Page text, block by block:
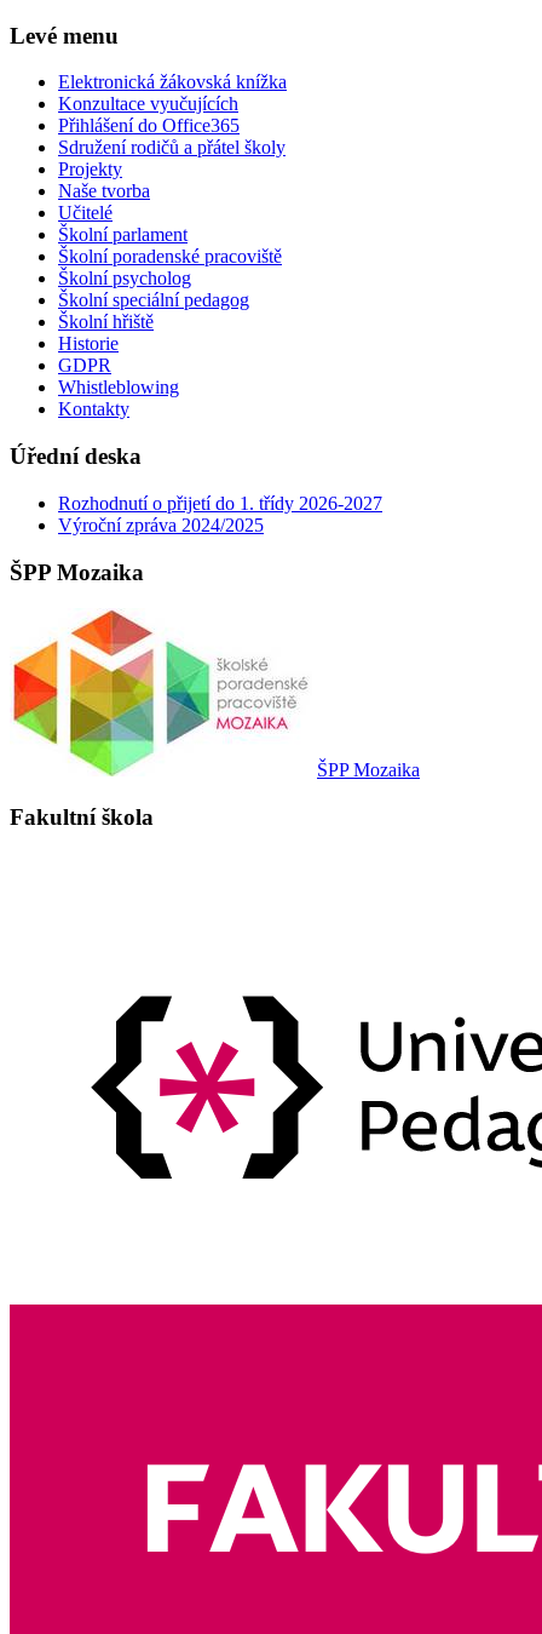
Levé menu
Elektronická žákovská knížka
Konzultace vyučujících
Přihlášení do Office365
Sdružení rodičů a přátel školy
Projekty
Naše tvorba
Učitelé
Školní parlament
Školní poradenské pracoviště
Školní psycholog
Školní speciální pedagog
Školní hřiště
Historie
GDPR
Whistleblowing
Kontakty
Úřední deska
Rozhodnutí o přijetí do 1. třídy 2026-2027
Výroční zpráva 2024/2025
ŠPP Mozaika
ŠPP Mozaika
Fakultní škola